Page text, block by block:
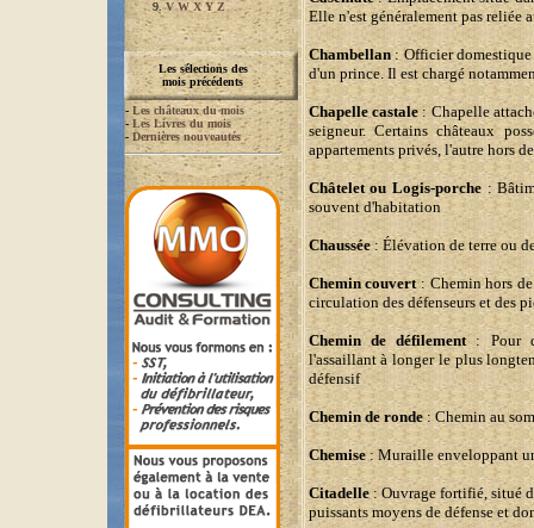
V W X Y Z
Les sélections des
mois précédents
- Les châteaux du mois
- Les Livres du mois
- Dernières nouveautés
Elle n'est généralement pas reliée
Chambellan: Officier domestique
d'un prince. Il est chargé
Chapelle castale: Chapelle
seigneur. Certains châteaux
appartements privés, l'autre hors
Châtelet ou Logis-porche:
souvent d'habitation
Chaussée: Élévation de terre ou
Chemin couvert: Chemin hors de
circulation des défenseurs et des
Chemin de défilement: Pour
l'assaillant à longer le plus
défensif
Chemin de ronde: Chemin au
Chemise: Muraille enveloppant
Citadelle: Ouvrage fortifié, situé
puissants moyens de défense et